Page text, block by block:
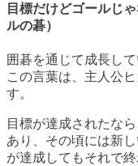
目標だけどゴールじ
ルの碁）
囲碁を通じて成長し
この言葉は、主人公
す。
目標が達成されたな
あり、その頃には新
が達成してもそれで